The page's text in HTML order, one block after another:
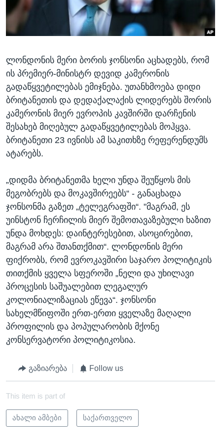
ᲡᲢᲣᲓᲘᲐ ᲕᲐᲨᲘᲜᲒᲢᲝᲜᲘ
ᲔᲙᲝᲜᲝᲛᲘᲙᲐ
ᲯᲐᲜᲛᲠᲗᲔᲚᲝᲑᲐ
ᲘᲜᲢᲔᲠᲕᲘᲣ
ᲙᲣᲚᲢᲣᲠᲐ
ᲒᲐᲚᲘᲚᲔᲝ
ᲓᲔᲖᲘᲜᲤᲝᲠᲛᲐᲪᲘᲐ
Learning English
ენები
ლონდონის მერი ბორის ჯონსონი აცხადებს, რომ
ის პრემიერ-მინისტრ დევიდ კამერონის
გადაწყვეტილებას ემიჯნება. უთანხმოება დიდი
ბრიტანეთის და დედაქალაქის ლიდერებს შორის
კამერონის მიერ ევროპის კავშირში დარჩენის
შესახებ მიღებულ გადაწყვეტილებას მოჰყვა.
ბრიტანეთი 23 ივნისს ამ საკითხზე რეფერენდუმს
ატარებს.
„დიდმა ბრიტანეთმა ხელი უნდა შეუწყოს მის
მეგობრებს და მოკავშირეებს“ - განაცხადა
ჯონსონმა გაზეთ „ტელეგრაფში“. "მაგრამ, ეს
უინსტონ ჩერჩილის მიერ შემოთავაზებული ხაზით
უნდა მოხდეს: დაინტერესებით, ასოცირებით,
მაგრამ არა შთანთქმით“. ლონდონის მერი
ფიქრობს, რომ ევროკავშირი საჯარო პოლიტიკის
თითქმის ყველა სფეროში „ნელი და უხილავი
პროცესის საშუალებით ლეგალურ
კოლონიალიზაციას ეწევა“. ჯონსონი
სახელმწიფოში ერთ-ერთი ყველაზე მაღალი
პროფილის და პოპულარობის მქონე
კონსერვატორი პოლიტიკოსია.
გაზიარება Follow us
This item is part of
ახალი ამბები საქართველო